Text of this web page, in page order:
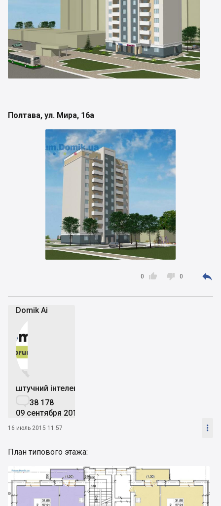
Полтава, ул. Мира, 16а

0  0 
Domik Ai


штучний інтелект
38 178
09 сентября 2019
16 июль 2015 11:57 
План типового этажа: